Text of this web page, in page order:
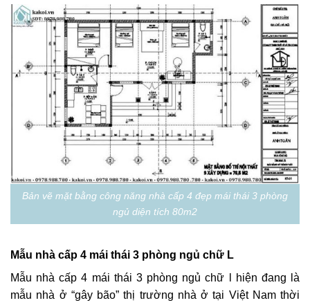
Bản vẽ mặt bằng công năng nhà cấp 4 đẹp mái thái 3 phòng
ngủ diện tích 80m2
Mẫu nhà cấp 4 mái thái 3 phòng ngủ chữ L
Mẫu nhà cấp 4 mái thái 3 phòng ngủ chữ l hiện đang là
mẫu nhà ở “gây bão” thị trường nhà ở tại Việt Nam thời